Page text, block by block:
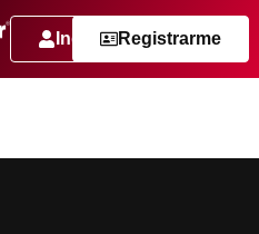
IngresarRegistrarme